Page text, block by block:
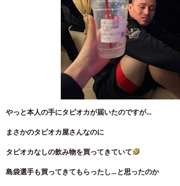
やっと本人の手にタピオカが届いたのですが…
まさかのタピオカ屋さんなのに
タピオカなしの飲み物を買ってきていて
島袋選手も買ってきてもらったし…と思ったのか